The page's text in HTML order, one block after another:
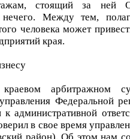
стоящий за ней
нечего. Между тем,
человека может
края.
арбитражном
Федеральной
в свое время